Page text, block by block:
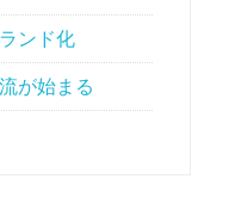
ンド化
が始まる